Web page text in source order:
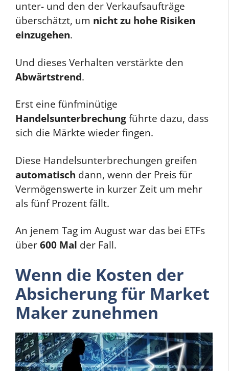
unter- und den der Verkaufsaufträge
überschätzt, um nicht zu hohe Risiken
einzugehen.
Und dieses Verhalten verstärkte den
Abwärtstrend.
Erst eine fünfminütige
Handelsunterbrechung führte dazu, dass
sich die Märkte wieder fingen.
Diese Handelsunterbrechungen greifen
automatisch dann, wenn der Preis für
Vermögenswerte in kurzer Zeit um mehr
als fünf Prozent fällt.
An jenem Tag im August war das bei ETFs
über 600 Mal der Fall.
Wenn die Kosten der
Absicherung für Market
Maker zunehmen